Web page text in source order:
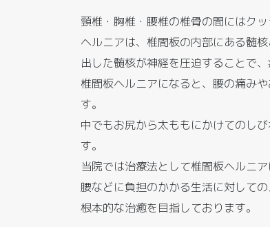
頸椎・胸椎・腰椎の椎骨の間にはク
ヘルニアは、椎間板の内部にある髄
出した髄核が神経を圧迫することで、
椎間板ヘルニアになると、腰の痛み
す。
中でもお尻から太ももにかけてのし
す。
当院では治療法として椎間板ヘルニ
腰などに負担のかかる生活に対して
根本的な治癒を目指しております。